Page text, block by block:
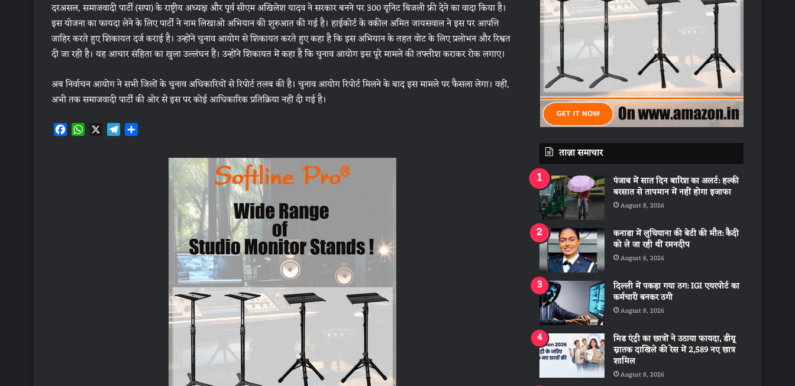
दरअसल, समाजवादी पार्टी (सपा) के राष्ट्रीय अध्यक्ष और पूर्व सीएम अखिलेश यादव ने सरकार बनने पर 300 यूनिट बिजली फ्री देने का वादा किया है।
इस योजना का फायदा लेने के लिए पार्टी ने नाम लिखाओ अभियान की शुरुआत की गई है। हाईकोर्ट के वकील अमित जायसवाल ने इस पर आपत्ति
जाहिर करते हुए शिकायत दर्ज कराई है। उन्होंने चुनाव आयोग से शिकायत करते हुए कहा है कि इस अभियान के तहत वोट के लिए प्रलोभन और रिश्वत
दी जा रही है। यह आचार संहिता का खुला उल्लंघन हैं। उन्होंने शिकायत में कहा है कि चुनाव आयोग इस पूरे मामले की तफ्तीश कराकर रोक लगाए।
अब निर्वाचन आयोग ने सभी जिलों के चुनाव अधिकारियों से रिपोर्ट तलब की है। चुनाव आयोग रिपोर्ट मिलने के बाद इस मामले पर फैसला लेगा। वहीं,
अभी तक समाजवादी पार्टी की ओर से इस पर कोई आधिकारिक प्रतिक्रिया नहीं दी गई है।
F W X T
ताज़ा समाचार
पंजाब में सात दिन बारिश का अलर्ट: हल्की
बरसात से तापमान में नहीं होगा इजाफा
August 8, 2026
कनाडा में लुधियाना की बेटी की माैत: कैदी
को ले जा रही थीं रमनदीप
August 8, 2026
दिल्ली में पकड़ा गया ठग: IGI एयरपोर्ट का
कर्मचारी बनकर ठगी
August 8, 2026
मिड एंट्री का छात्रों ने उठाया फायदा, डीयू
स्नातक दाखिले की रेस में 2,589 नए छात्र
शामिल
August 8, 2026